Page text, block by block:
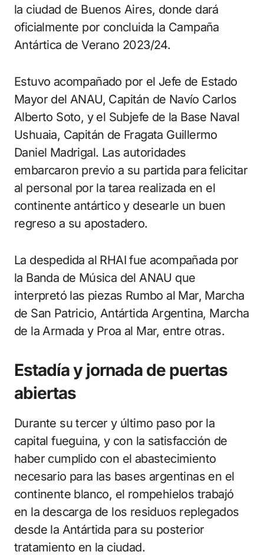
la ciudad de Buenos Aires, donde dará
oficialmente por concluida la Campaña
Antártica de Verano 2023/24.
Estuvo acompañado por el Jefe de Estado
Mayor del ANAU, Capitán de Navío Carlos
Alberto Soto, y el Subjefe de la Base Naval
Ushuaia, Capitán de Fragata Guillermo
Daniel Madrigal. Las autoridades
embarcaron previo a su partida para felicitar
al personal por la tarea realizada en el
continente antártico y desearle un buen
regreso a su apostadero.
La despedida al RHAI fue acompañada por
la Banda de Música del ANAU que
interpretó las piezas Rumbo al Mar, Marcha
de San Patricio, Antártida Argentina, Marcha
de la Armada y Proa al Mar, entre otras.
Estadía y jornada de puertas
abiertas
Durante su tercer y último paso por la
capital fueguina, y con la satisfacción de
haber cumplido con el abastecimiento
necesario para las bases argentinas en el
continente blanco, el rompehielos trabajó
en la descarga de los residuos replegados
desde la Antártida para su posterior
tratamiento en la ciudad.